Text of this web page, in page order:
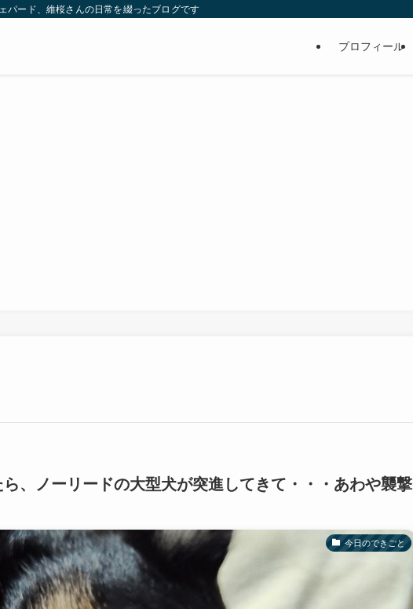
パード、維桜さんの日常を綴ったブログです
プロフィール
、ノーリードの大型犬が突進してきて・・・あわや襲撃
今日のできごと